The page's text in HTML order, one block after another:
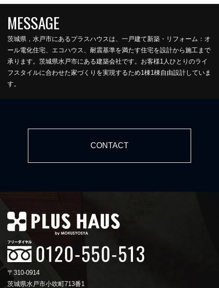
茨城県，水戸市にあるプラスハウスは、一戸建て新築・リフォーム：オ
ール電化住宅、エコハウス、耐震基準を満たす住宅を設計から施工まで
承ります。茨城県水戸市にある建築会社です。お客様1人ひとりのライ
フスタイルに合わせた家づくりを実現するため1棟1棟自由設計していま
す。
CONTACT
〒310-0914
茨城県水戸市小吹町713番1